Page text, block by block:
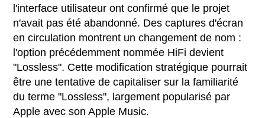
l'interface utilisateur ont confirmé que le projet
n'avait pas été abandonné. Des captures d'écran
en circulation montrent un changement de nom :
l'option précédemment nommée HiFi devient
"Lossless". Cette modification stratégique pourrait
être une tentative de capitaliser sur la familiarité
du terme "Lossless", largement popularisé par
Apple avec son Apple Music.